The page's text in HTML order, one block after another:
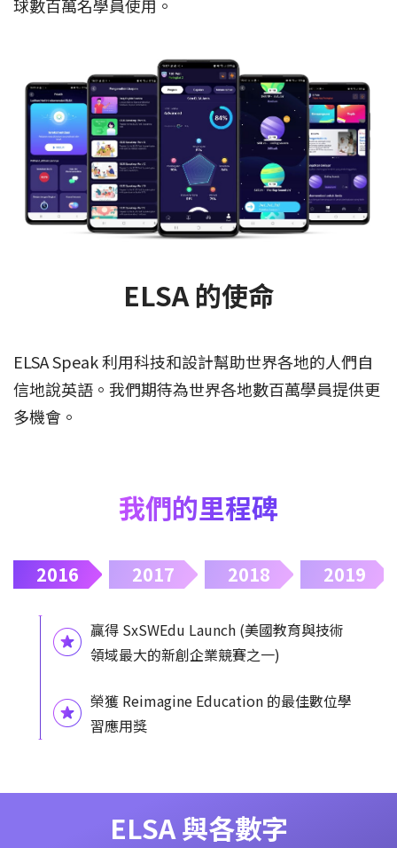
球數百萬名學員使用。
ELSA 的使命
ELSA Speak 利用科技和設計幫助世界各地的人們自
信地說英語。我們期待為世界各地數百萬學員提供更
多機會。
我們的里程碑
2016 2017 2018 2019
贏得 SxSWEdu Launch (美國教育與技術
領域最大的新創企業競賽之一)
榮獲 Reimagine Education 的最佳數位學
習應用獎
ELSA 與各數字